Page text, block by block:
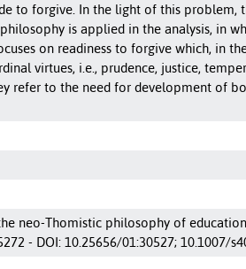
to forgive. In the light of this problem,
is applied in the analysis, in
on readiness to forgive which, in
virtues, i.e., prudence, justice,
refer to the need for development of
neo-Thomistic philosophy of
- DOI: 10.25656/01:30527; 10.1007/